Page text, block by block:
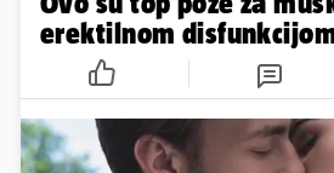
erektilnom